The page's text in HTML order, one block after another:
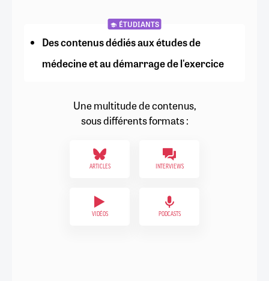
ÉTUDIANTS
Des contenus dédiés aux études de
médecine et au démarrage de l'exercice
Une multitude de contenus,
sous différents formats :
ARTICLES INTERVIEWS
VIDÉOS PODCASTS